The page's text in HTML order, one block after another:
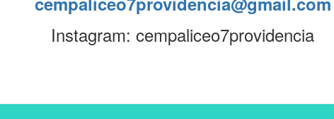
Instagram: cempaliceo7providencia